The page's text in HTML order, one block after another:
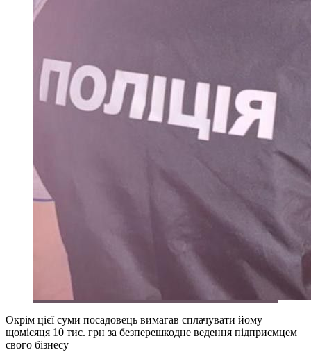
Окрім цієї суми посадовець вимагав сплачувати йому
щомісяця 10 тис. грн за безперешкодне ведення підприємцем
свого бізнесу